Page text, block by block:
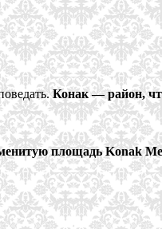
Конак — район,
площадь Konak